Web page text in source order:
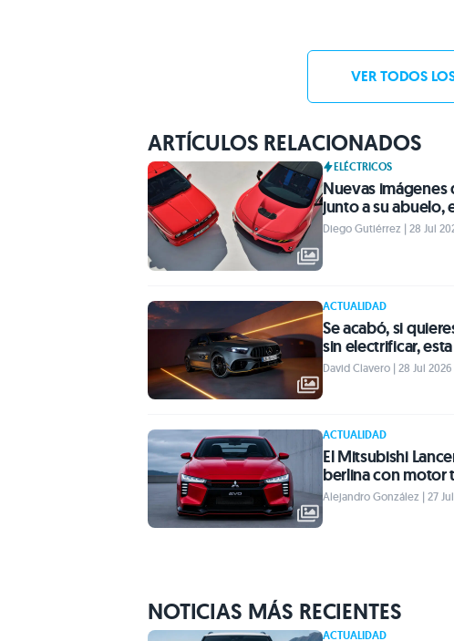
VER TODOS
ARTÍCULOS RELACIONADOS
ELÉCTRICOS
Nuevas imágenes
junto a su abuelo,
Diego Gutiérrez | 28 Jul
ACTUALIDAD
Se acabó, si
sin electrificar,
David Clavero | 28 Jul 2026
ACTUALIDAD
El Mitsubishi
berlina con motor
Alejandro González | 27
NOTICIAS MÁS RECIENTES
ACTUALIDAD